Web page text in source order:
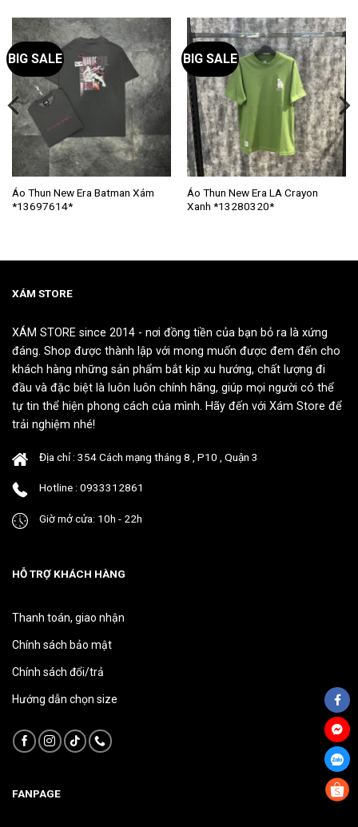
BIG SALE
Áo Thun New Era Batman Xám
*13697614*
Sản
phẩm
nhiều
thể.
tùy
có
thể
được
chọn
trên
sản
BIG SALE
Áo Thun New Era LA Crayon
Xanh *13280320*
Sản
phẩm
nhiều
tùy
chọn
có
thể
được
chọn
sản
XÁM STORE
XÁM STORE since 2014 - nơi đồng tiền của bạn bỏ ra là xứng
đáng. Shop được thành lập với mong muốn được đem đến cho
khách hàng những sản phẩm bắt kịp xu hướng, chất lượng đi
đầu và đặc biệt là luôn luôn chính hãng, giúp mọi người có thể
tự tin thể hiện phong cách của mình. Hãy đến với Xám Store để
trải nghiệm nhé!
Địa chỉ : 354 Cách mạng tháng 8 , P10 , Quận 3
Hotline : 0933312861
Giờ mở cửa: 10h - 22h
HỖ TRỢ KHÁCH HÀNG
Thanh toán, giao nhận
Chính sách bảo mật
Chính sách đổi/trả
Hướng dẫn chọn size
FANPAGE